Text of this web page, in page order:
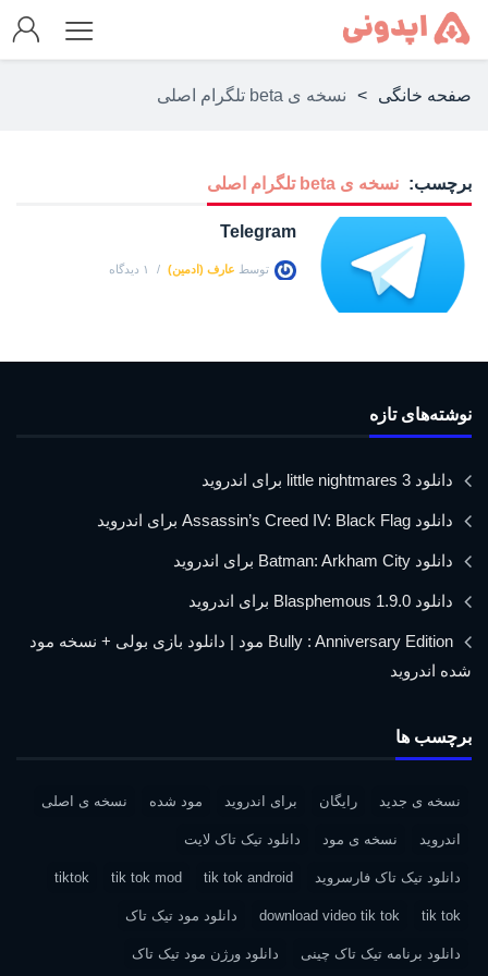
صفحه خانگی > نسخه ی beta تلگرام اصلی
برچسب: نسخه ی beta تلگرام اصلی
Telegram
توسط عارف (ادمین) ۱ دیدگاه
نوشته‌های تازه
دانلود little nightmares 3 برای اندروید
دانلود Assassin’s Creed IV: Black Flag برای اندروید
دانلود Batman: Arkham City برای اندروید
دانلود Blasphemous 1.9.0 برای اندروید
Bully : Anniversary Edition مود | دانلود بازی بولی + نسخه مود
شده اندروید
برچسب ها
نسخه ی جدید رایگان برای اندروید مود شده نسخه ی اصلی
اندروید نسخه ی مود دانلود تیک تاک لایت
دانلود تیک تاک فارسروید tik tok android
tik tok mod
tiktok
tik tok
download video tik tok دانلود مود تیک تاک
دانلود برنامه تیک تاک چینی دانلود ورژن مود تیک تاک